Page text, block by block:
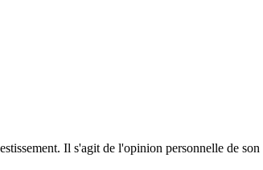
Il s'agit de l'opinion personnelle de